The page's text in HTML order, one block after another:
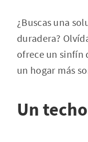
¿Buscas una
duradera?
ofrece un sinfín
un hogar más
Un